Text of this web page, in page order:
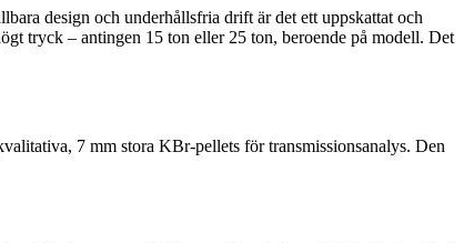
design och underhållsfria drift är det ett uppskattat och
tryck – antingen 15 ton eller 25 ton, beroende på modell. Det
7 mm stora KBr-pellets för transmissionsanalys. Den